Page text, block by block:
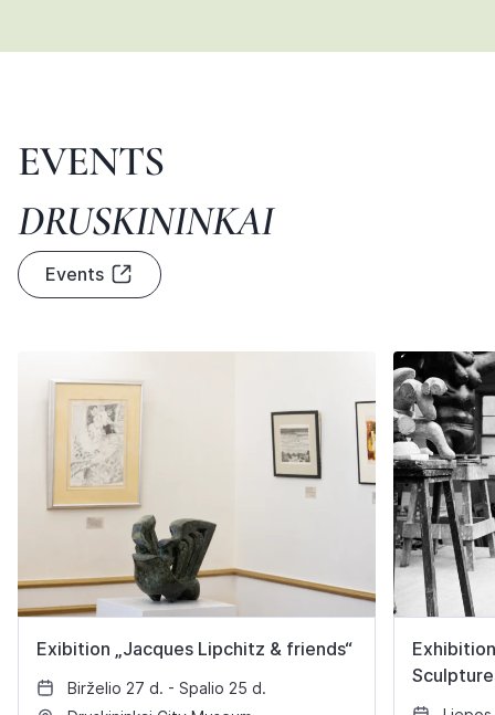
EVENTS
DRUSKININKAI
Events
Exibition „Jacques Lipchitz & friends“
Birželio 27 d. - Spalio 25 d.